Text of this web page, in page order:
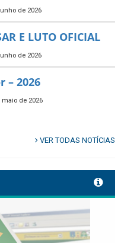
de 2026
Urbana!
de 2026
Mundial do Meio
Tamandaré
do
E LUTO OFICIAL